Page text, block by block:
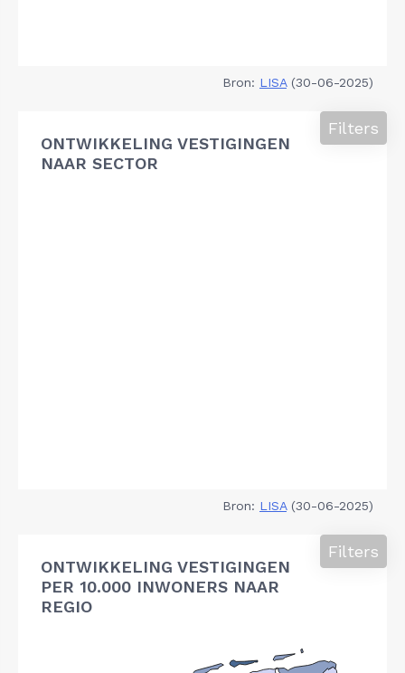
Bron: LISA(30-06-2025)
ONTWIKKELING VESTIGINGEN
NAAR SECTOR
Filters
Bron: LISA(30-06-2025)
ONTWIKKELING VESTIGINGEN
PER 10.000 INWONERS NAAR
REGIO
Filters